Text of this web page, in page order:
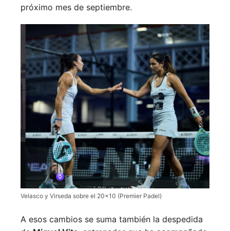
próximo mes de septiembre.
Velasco y Virseda sobre el 20×10 (Premier Padel)
A esos cambios se suma también la despedida